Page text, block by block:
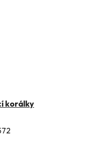
korálky